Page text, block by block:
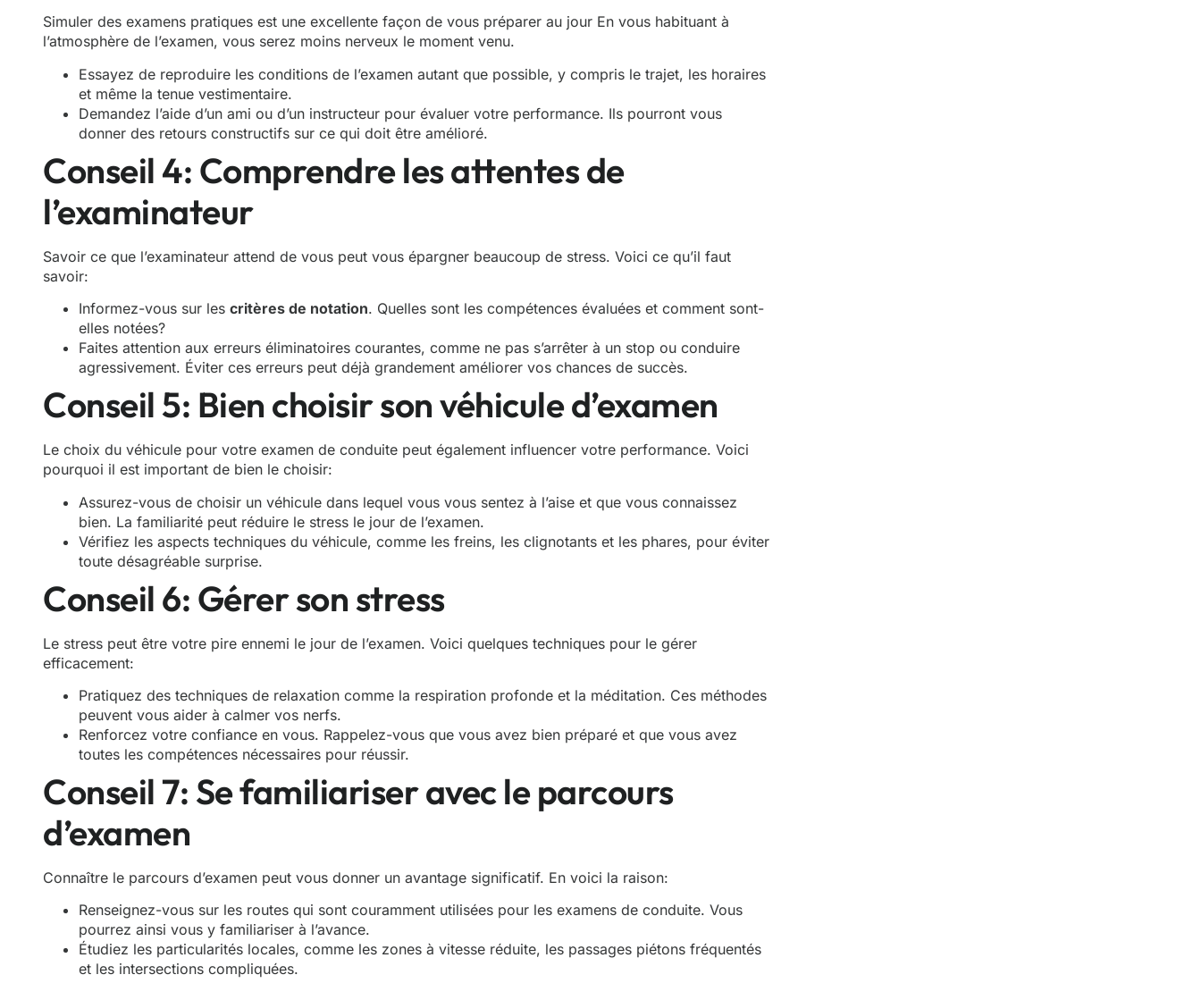
Simuler des examens pratiques est une excellente façon de vous préparer au jour En vous habituant à
l’atmosphère de l’examen, vous serez moins nerveux le moment venu.
Essayez de reproduire les conditions de l’examen autant que possible, y compris le trajet, les horaires
et même la tenue vestimentaire.
Demandez l’aide d’un ami ou d’un instructeur pour évaluer votre performance. Ils pourront vous
donner des retours constructifs sur ce qui doit être amélioré.
Conseil 4: Comprendre les attentes de
l’examinateur
Savoir ce que l’examinateur attend de vous peut vous épargner beaucoup de stress. Voici ce qu’il faut
savoir:
Informez-vous sur les critères de notation. Quelles sont les compétences évaluées et comment sont-
elles notées?
Faites attention aux erreurs éliminatoires courantes, comme ne pas s’arrêter à un stop ou conduire
agressivement. Éviter ces erreurs peut déjà grandement améliorer vos chances de succès.
Conseil 5: Bien choisir son véhicule d’examen
Le choix du véhicule pour votre examen de conduite peut également influencer votre performance. Voici
pourquoi il est important de bien le choisir:
Assurez-vous de choisir un véhicule dans lequel vous vous sentez à l’aise et que vous connaissez
bien. La familiarité peut réduire le stress le jour de l’examen.
Vérifiez les aspects techniques du véhicule, comme les freins, les clignotants et les phares, pour éviter
toute désagréable surprise.
Conseil 6: Gérer son stress
Le stress peut être votre pire ennemi le jour de l’examen. Voici quelques techniques pour le gérer
efficacement:
Pratiquez des techniques de relaxation comme la respiration profonde et la méditation. Ces méthodes
peuvent vous aider à calmer vos nerfs.
Renforcez votre confiance en vous. Rappelez-vous que vous avez bien préparé et que vous avez
toutes les compétences nécessaires pour réussir.
Conseil 7: Se familiariser avec le parcours
d’examen
Connaître le parcours d’examen peut vous donner un avantage significatif. En voici la raison:
Renseignez-vous sur les routes qui sont couramment utilisées pour les examens de conduite. Vous
pourrez ainsi vous y familiariser à l’avance.
Étudiez les particularités locales, comme les zones à vitesse réduite, les passages piétons fréquentés
et les intersections compliquées.